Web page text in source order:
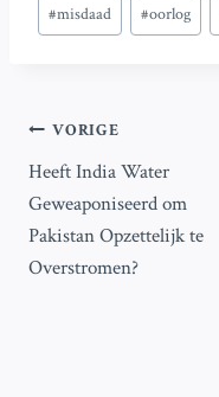
#misdaad #oorlog
Bericht
navigatie
VORIGE
Heeft India Water
Geweaponiseerd om
Pakistan Opzettelijk te
Overstromen?